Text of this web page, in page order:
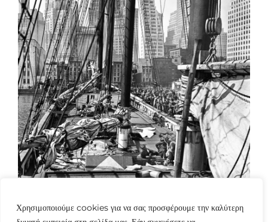
Χρησιμοποιούμε cookies για να σας προσφέρουμε την καλύτερη